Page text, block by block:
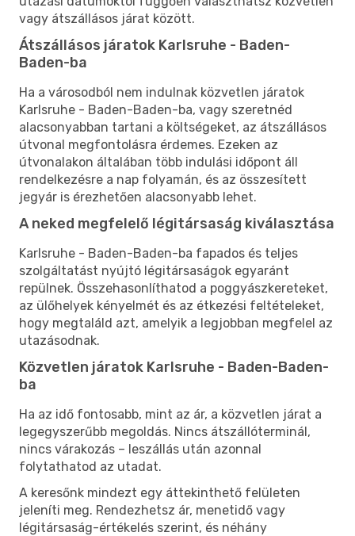
vagy átszállásos járat között.
Átszállásos járatok Karlsruhe - Baden-
Baden-ba
Ha a városodból nem indulnak közvetlen járatok
Karlsruhe - Baden-Baden-ba, vagy szeretnéd
alacsonyabban tartani a költségeket, az átszállásos
útvonal megfontolásra érdemes. Ezeken az
útvonalakon általában több indulási időpont áll
rendelkezésre a nap folyamán, és az összesített
jegyár is érezhetően alacsonyabb lehet.
A neked megfelelő légitársaság kiválasztása
Karlsruhe - Baden-Baden-ba fapados és teljes
szolgáltatást nyújtó légitársaságok egyaránt
repülnek. Összehasonlíthatod a poggyászkereteket,
az ülőhelyek kényelmét és az étkezési feltételeket,
hogy megtaláld azt, amelyik a legjobban megfelel az
utazásodnak.
Közvetlen járatok Karlsruhe - Baden-Baden-
ba
Ha az idő fontosabb, mint az ár, a közvetlen járat a
legegyszerűbb megoldás. Nincs átszállóterminál,
nincs várakozás – leszállás után azonnal
folytathatod az utadat.
A keresőnk mindezt egy áttekinthető felületen
jeleníti meg. Rendezhetsz ár, menetidő vagy
légitársaság-értékelés szerint, és néhány